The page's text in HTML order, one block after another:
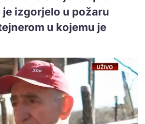
je izgorjelo u požaru
u kojemu je